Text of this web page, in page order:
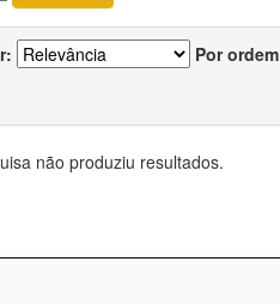
Por ordem
não produziu resultados.